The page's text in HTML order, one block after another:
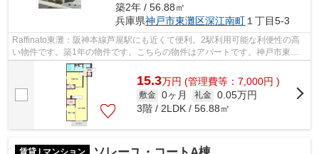
築2年 / 56.88㎡
兵庫県神戸市東灘区深江南町 １丁目5-3
Raffinato東灘：阪神本線芦屋駅にも近くて便利。2駅利用可能な利便性の高
い物件です。築1年の物件です。こちらの物件はアパートです。神戸市東灘
区エリアにある賃貸情報のことなら、地...
15.3万円 (管理費等：7,000円 )
敷金 0ヶ月 礼金 0.05万円
3階 / 2LDK / 56.88㎡
賃貸 | マンション